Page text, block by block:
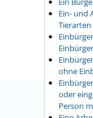
Ein- und
ohne
oder
Person